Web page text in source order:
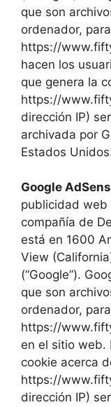
que son
ordenador,
https://
hacen los
que genera la
https://
dirección IP)
archivada por
Estados
Google
publicidad web
compañía de
está en 1600
View
(“Google”).
que son
ordenador,
https://
en el sitio web.
cookie acerca
https://
dirección IP)